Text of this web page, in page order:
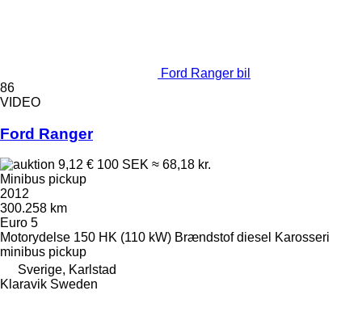
Ford Ranger bil
86
VIDEO
Ford Ranger
9,12 € 100 SEK ≈ 68,18 kr.
Minibus pickup
2012
300.258 km
Euro 5
Motorydelse 150 HK (110 kW) Brændstof diesel Karosseri
minibus pickup
Sverige, Karlstad
Klaravik Sweden